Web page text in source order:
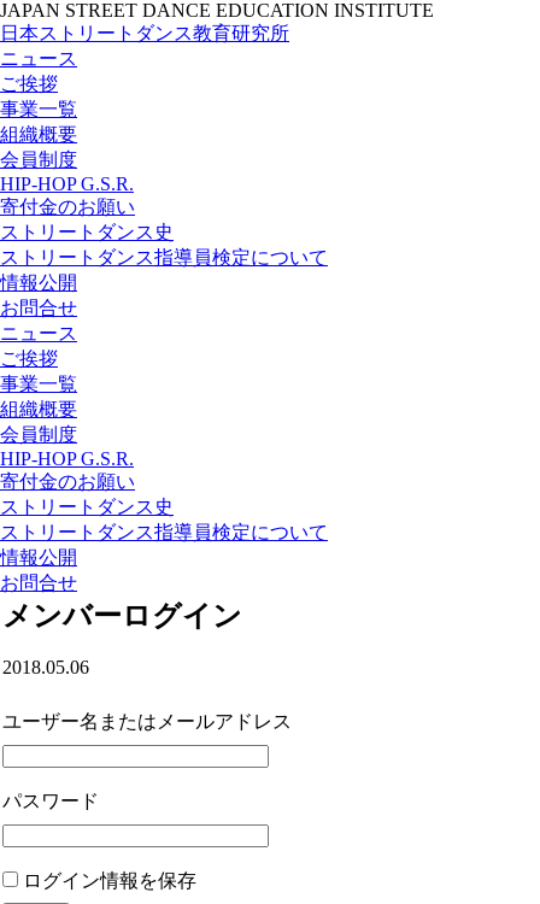
JAPAN STREET DANCE EDUCATION INSTITUTE
日本ストリートダンス教育研究所
ニュース
ご挨拶
事業一覧
組織概要
会員制度
HIP-HOP G.S.R.
寄付金のお願い
ストリートダンス史
ストリートダンス指導員検定について
情報公開
お問合せ
ニュース
ご挨拶
事業一覧
組織概要
会員制度
HIP-HOP G.S.R.
寄付金のお願い
ストリートダンス史
ストリートダンス指導員検定について
情報公開
お問合せ
メンバーログイン
2018.05.06
ユーザー名またはメールアドレス
パスワード
ログイン情報を保存